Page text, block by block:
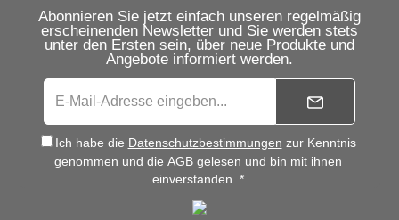
Abonnieren Sie jetzt einfach unseren regelmäßig
erscheinenden Newsletter und Sie werden stets
unter den Ersten sein, über neue Produkte und
Angebote informiert werden.
Ich habe die Datenschutzbestimmungen zur Kenntnis
genommen und die AGB gelesen und bin mit ihnen
einverstanden. *